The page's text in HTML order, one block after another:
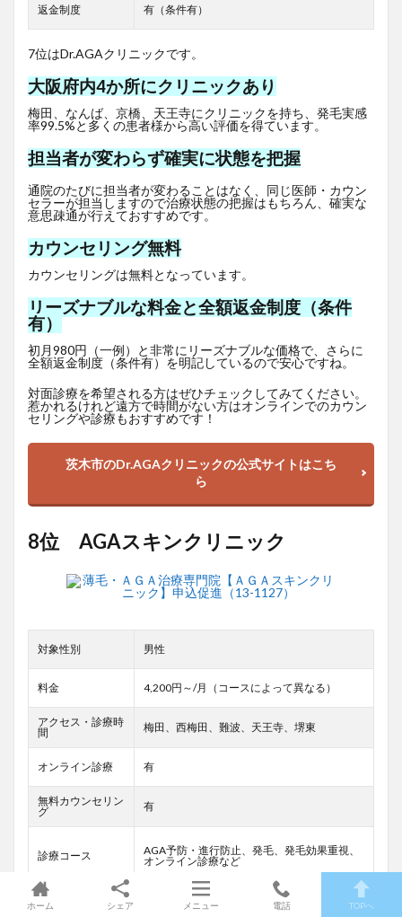
返金制度 有（条件有）
7位はDr.AGAクリニックです。
大阪府内4か所にクリニックあり
梅田、なんば、京橋、天王寺にクリニックを持ち、発毛実感
率99.5%と多くの患者様から高い評価を得ています。
担当者が変わらず確実に状態を把握
通院のたびに担当者が変わることはなく、同じ医師・カウン
セラーが担当しますので治療状態の把握はもちろん、確実な
意思疎通が行えておすすめです。
カウンセリング無料
カウンセリングは無料となっています。
リーズナブルな料金と全額返金制度（条件
有）
初月980円（一例）と非常にリーズナブルな価格で、さらに
全額返金制度（条件有）を明記しているので安心ですね。
対面診療を希望される方はぜひチェックしてみてください。
惹かれるけれど遠方で時間がない方はオンラインでのカウン
セリングや診療もおすすめです！
茨木市のDr.AGAクリニックの公式サイトはこち
ら
8位 AGAスキンクリニック
対象性別 男性
料金 4,200円～/月（コースによって異なる）
アクセス・診療時
間
梅田、西梅田、難波、天王寺、堺東
オンライン診療 有
無料カウンセリン
グ
有
診療コース
AGA予防・進行防止、発毛、発毛効果重視、
オンライン診療など
返金 有（条件有）
ホーム シェア メニュー 電話 TOPへ